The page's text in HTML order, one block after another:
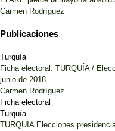
Carmen Rodríguez
Publicaciones
Turquía
Ficha electoral: TURQUÍA /
junio de 2018
Carmen Rodríguez
Ficha electoral
Turquía
TURQUIA Elecciones